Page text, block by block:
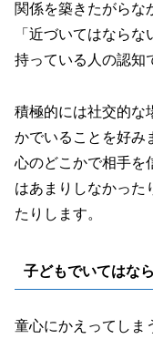
関係を築きたがらな
「近づいてはなら
持っている人の認知
積極的には社交的な
かでいることを好み
心のどこかで相手を
はあまりしなかった
たりします。
子どもでいてはな
童心にかえってしま